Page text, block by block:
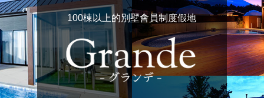
100棟以上的別墅會員制度假地